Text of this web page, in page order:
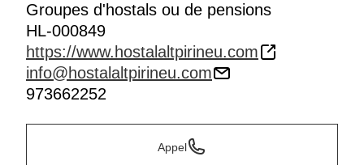
Groupes d'hostals ou de pensions
HL-000849
https://www.hostalaltpirineu.com
info@hostalaltpirineu.com
973662252
Appel